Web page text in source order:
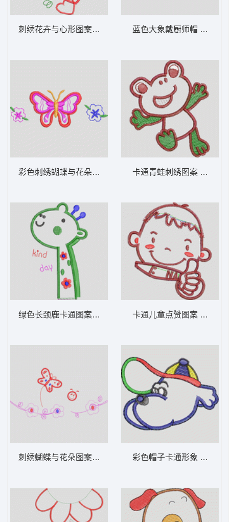
刺绣花卉与心形图案设计 卡通童装章标贴布
彩色刺绣蝴蝶与花朵图案 卡通童装章标贴布
绿色长颈鹿卡通图案 卡通童装章标贴布
刺绣蝴蝶与花朵图案 卡通童装章标贴布
蓝色大象戴厨
卡通青蛙刺绣
卡通儿童点赞
彩色帽子卡通